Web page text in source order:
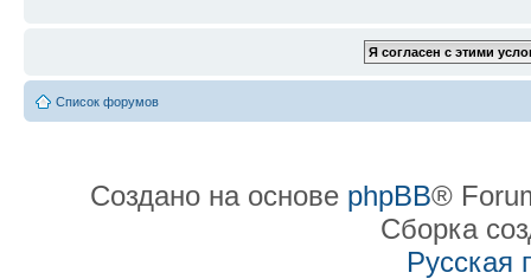
Список форумов
Создано на основе phpBB®
Сборка
Русская